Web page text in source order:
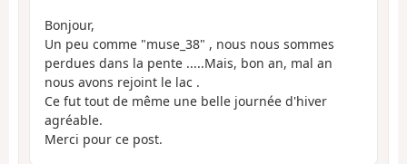
Bonjour,
Un peu comme "muse_38" , nous nous sommes
perdues dans la pente .....Mais, bon an, mal an
nous avons rejoint le lac .
Ce fut tout de même une belle journée d'hiver
agréable.
Merci pour ce post.